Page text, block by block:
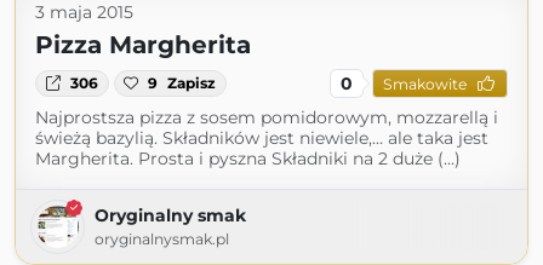
3 maja 2015
Pizza Margherita
306 9 Zapisz 0 Smakowite
Najprostsza pizza z sosem pomidorowym, mozzarellą i
świeżą bazylią. Składników jest niewiele,… ale taka jest
Margherita. Prosta i pyszna Składniki na 2 duże (...)
Oryginalny smak
oryginalnysmak.pl